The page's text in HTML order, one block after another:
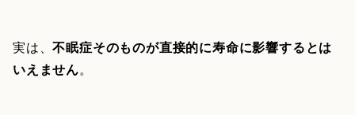
実は、不眠症そのものが直接的に寿命に影響するとは
いえません。